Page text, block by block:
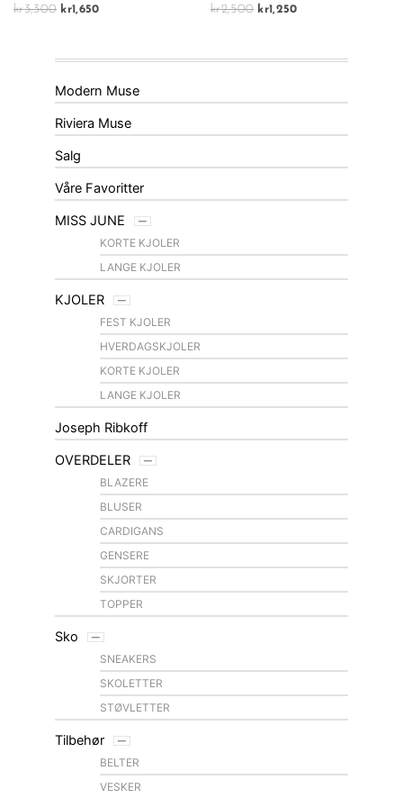
Modern Muse
Riviera Muse
Salg
Våre Favoritter
MISS JUNE
KORTE KJOLER
LANGE KJOLER
KJOLER
FEST KJOLER
HVERDAGSKJOLER
KORTE KJOLER
LANGE KJOLER
Joseph Ribkoff
OVERDELER
BLAZERE
BLUSER
CARDIGANS
GENSERE
SKJORTER
TOPPER
Sko
SNEAKERS
SKOLETTER
STØVLETTER
Tilbehør
BELTER
VESKER
kr3,300 kr1,650
kr2,500 kr1,250